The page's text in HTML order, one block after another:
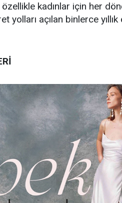
özellikle kadınlar için her
yolları açılan binlerce